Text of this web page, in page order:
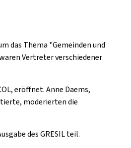
das Thema "Gemeinden und
Vertreter verschiedener
eröffnet. Anne Daems,
moderierten die
des GRESIL teil.